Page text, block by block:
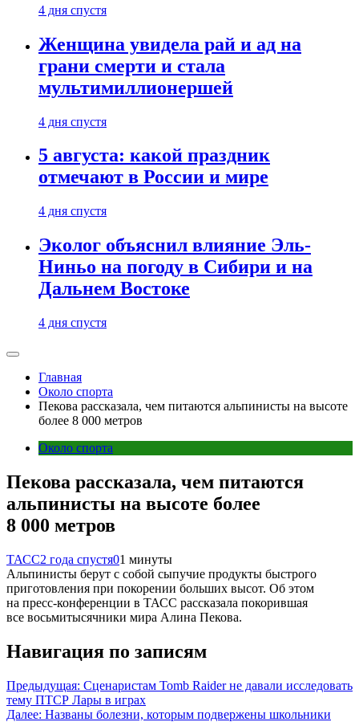
4 дня спустя
Женщина увидела рай и ад на
грани смерти и стала
мультимиллионершей
4 дня спустя
5 августа: какой праздник
отмечают в России и мире
4 дня спустя
Эколог объяснил влияние Эль-
Ниньо на погоду в Сибири и на
Дальнем Востоке
4 дня спустя
Главная
Около спорта
Пекова рассказала, чем питаются альпинисты на высоте
более 8 000 метров
Около спорта
Пекова рассказала, чем питаются
альпинисты на высоте более
8 000 метров
ТАСС2 года спустя01 минуты
Альпинисты берут с собой сыпучие продукты быстрого
приготовления при покорении больших высот. Об этом
на пресс-конференции в ТАСС рассказала покорившая
все восьмитысячники мира Алина Пекова.
Навигация по записям
Предыдущая: Сценаристам Tomb Raider не давали исследовать
тему ПТСР Лары в играх
Далее: Названы болезни, которым подвержены школьники